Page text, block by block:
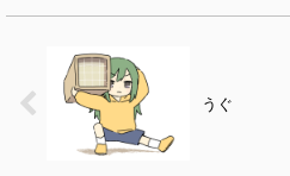
うぐ